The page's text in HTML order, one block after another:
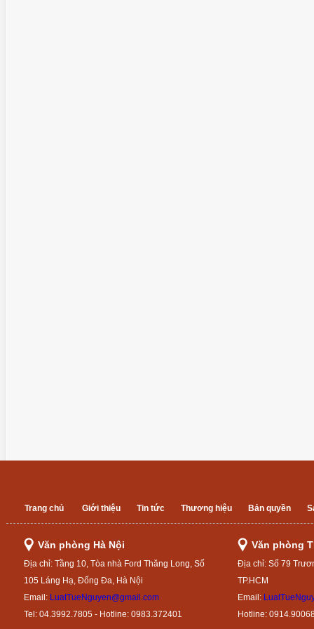
Trang chủ Giới thiệu Tin tức Thương hiệu Bản quyền
Văn phòng Hà Nội
Địa chỉ: Tầng 10, Tòa nhà Ford Thăng Long, Số
105 Láng Hạ, Đống Đa, Hà Nội
Email: LuatTueNguyen@gmail.com
Tel: 04.3992.7805 - Hotline: 0983.372401
Văn phòng
Địa chỉ: Số 79
TP.HCM
Email:
Hotline: